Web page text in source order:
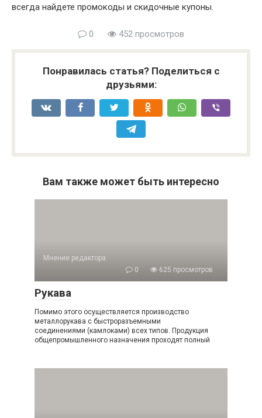
всегда найдете промокоды и скидочные купоны.
0 452 просмотров
Понравилась статья? Поделиться с
друзьями:
Вам также может быть интересно
Мнение редактора
0
625 просмотров
Рукава
Помимо этого осуществляется производство
металлорукава с быстроразъемными
соединениями (камлоками) всех типов. Продукция
общепромышленного назначения проходят полный